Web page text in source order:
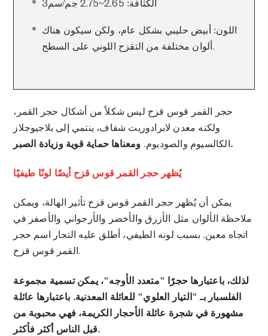
الكثافة: 2.65~2.75 جم/سم3
اللون: أبيض حليبي بشكل عام، ولكن سيكون هناك
ألوان مختلفة من التقزح اللوني على السطح.
حجر القمر قوس قزح ليس شكلاً من أشكال حجر القمر،
ولكنه معدن لابرادوريت شفاف، ينتمي إلى بلاجيوجلاز
الكالسيوم والصوديوم.ومعناها حماية قوية وزيادة الصبر.
يُظهر حجر القمر قوس قزح أيضًا لونًا طيفيًا
يمكن أن يُظهر حجر القمر قوس قزح تأثير الهالة، ويمكن
ملاحظة الألوان مثل الأزرق والأخضر والأرجواني والأصفر في
اتجاه معين. بسبب لونه الطيفي، أطلق عليه التجار اسم حجر
القمر قوس قزح.
لذلك، باعتبارها حجرًا "متعدد الأوجه"، يمكن تسمية مجموعة
الفلسبار بـ "التيار العلوي" للعائلة المعدنية. باعتبارها عائلة
مشهورة في شجرة عائلة الأحجار الكريمة، فهي محبوبة من
قبل الناس أكثر فأكثر.